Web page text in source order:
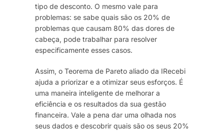
tipo de desconto. O mesmo vale para
problemas: se sabe quais são os 20% de
problemas que causam 80% das dores de
cabeça, pode trabalhar para resolver
especificamente esses casos.
Assim, o Teorema de Pareto aliado da IRecebi
ajuda a priorizar e a otimizar seus esforços. É
uma maneira inteligente de melhorar a
eficiência e os resultados da sua gestão
financeira. Vale a pena dar uma olhada nos
seus dados e descobrir quais são os seus 20%